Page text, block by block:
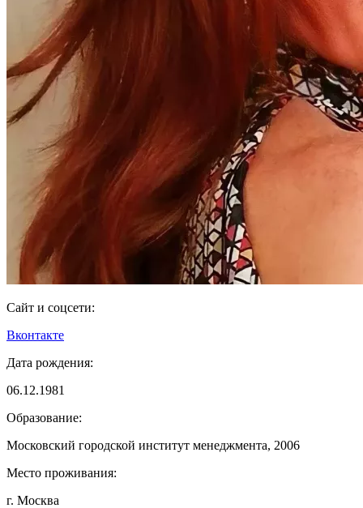
Сайт и соцсети:
Вконтакте
Дата рождения:
06.12.1981
Образование:
Московский городской институт менеджмента, 2006
Место проживания:
г. Москва